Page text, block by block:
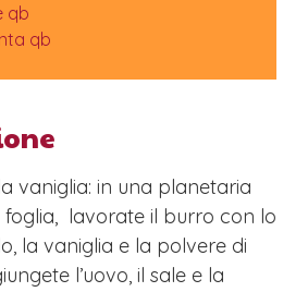
qb
qb
vaniglia: in una planetaria
lavorate il burro con lo
la vaniglia e la polvere di
l’uovo, il sale e la